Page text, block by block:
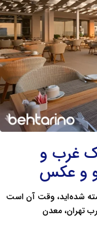
غرب و
و عکس
شده‌اید، وقت آن است
تهران، معدن